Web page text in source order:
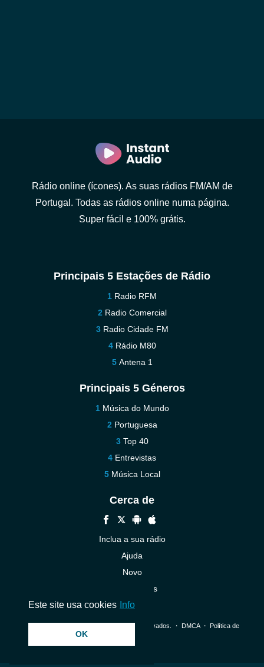
Rádio online (ícones). As suas rádios FM/AM de
Portugal. Todas as rádios online numa página.
Super fácil e 100% grátis.
Principais 5 Estações de Rádio
Radio RFM
Radio Comercial
Radio Cidade FM
Rádio M80
Antena 1
Principais 5 Géneros
Música do Mundo
Portuguesa
Top 40
Entrevistas
Música Local
Cerca de
Inclua a sua rádio
Ajuda
Novo
Contacte-nos
© 2026 InstantAudio. Todos os direitos reservados. ・ DMCA・ Política de
Este site usa cookies Info
OK